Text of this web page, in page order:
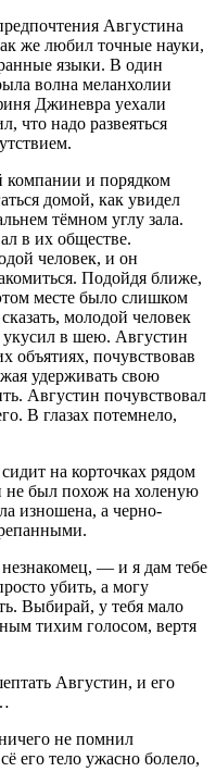
Августина
же любил точные науки,
языки. В один
волна меланхолии
Джиневра уехали
что надо развеяться
компании и порядком
домой, как увидел
тёмном углу зала.
в их обществе.
человек, и он
Подойдя ближе,
месте было слишком
молодой человек
укусил в шею. Августин
объятиях, почувствовав
удерживать свою
Августин почувствовал
В глазах потемнело,
на корточках рядом
был похож на холеную
изношена, а черно-
— и я дам тебе
убить, а могу
Выбирай, у тебя мало
тихим голосом, вертя
Августин, и его
не помнил
его тело ужасно болело,